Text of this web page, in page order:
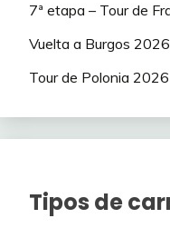
7ª etapa – Tour de
Vuelta a Burgos
Tour de Polonia
Tipos de